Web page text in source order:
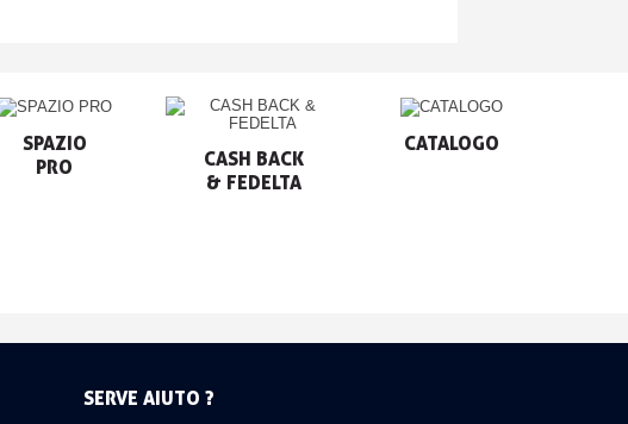
SPAZIO
PRO
CASH BACK
& FEDELTA
CATALOGO
SERVE AIUTO ?